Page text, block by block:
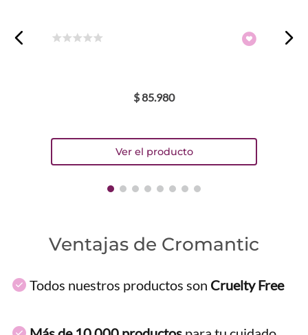
$85.980
Ventajas de Cromantic
Todos nuestros productos son Cruelty Free